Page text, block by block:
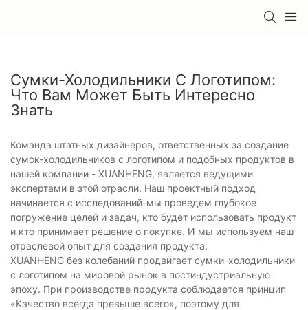
Сумки-Холодильники С Логотипом:
Что Вам Может Быть Интересно
Знать
Команда штатных дизайнеров, ответственных за создание
сумок-холодильников с логотипом и подобных продуктов в
нашей компании - XUANHENG, является ведущими
экспертами в этой отрасли. Наш проектный подход
начинается с исследований-мы проведем глубокое
погружение целей и задач, кто будет использовать продукт
и кто принимает решение о покупке. И мы используем наш
отраслевой опыт для создания продукта.
XUANHENG без колебаний продвигает сумки-холодильники
с логотипом на мировой рынок в постиндустриальную
эпоху. При производстве продукта соблюдается принцип
«Качество всегда превыше всего», поэтому для